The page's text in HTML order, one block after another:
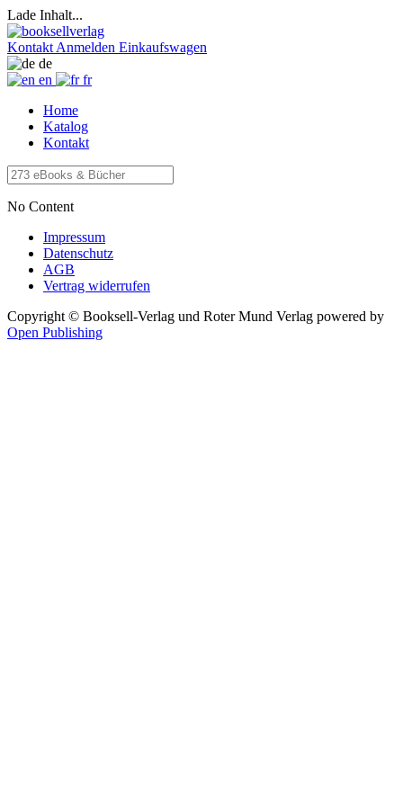
Lade Inhalt...
Kontakt Anmelden Einkaufswagen
de
en
fr
Home
Katalog
Kontakt
No Content
Impressum
Datenschutz
AGB
Vertrag widerrufen
Copyright © Booksell-Verlag und Roter Mund Verlag powered by
Open Publishing